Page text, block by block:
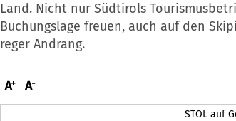
Land. Nicht nur Südtirols
Buchungslage freuen, auch auf den
reger Andrang.
STOL auf